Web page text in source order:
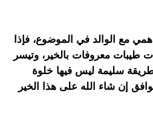
مع الوالد في الموضوع، فإذا
معروفات بالخير، وتيسر
سليمة ليس فيها خلوة
إن شاء الله على هذا الخير